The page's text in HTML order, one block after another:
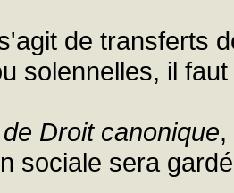
de transferts
solennelles, il
Droit canonique,
sociale sera